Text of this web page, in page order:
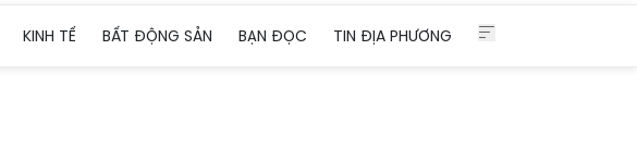
KINH TẾ BẤT ĐỘNG SẢN BẠN ĐỌC TIN ĐỊA PHƯƠNG